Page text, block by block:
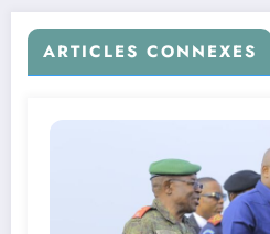
ARTICLES CONNEXES